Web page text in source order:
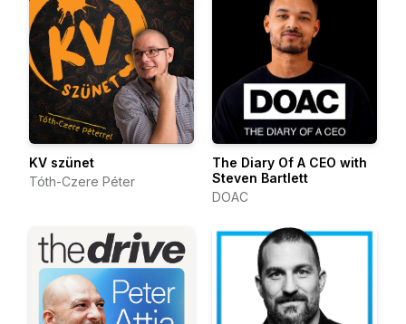
KV szünet
Tóth-Czere Péter
The Diary Of A CEO with
Steven Bartlett
DOAC